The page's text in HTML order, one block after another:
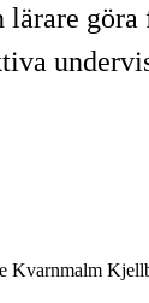
lärare
Kvarnmalm